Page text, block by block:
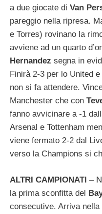
a due giocate di Van
pareggio nella ripresa.
e Torres) rovinano la
avviene ad un quarto
Hernandez segna in
Finirà 2-3 per lo United
non si fa attendere.
Manchester che con
fanno avvicinare a -1
Arsenal e Tottenham
viene fermato 2-2 dal
verso la Champions si
ALTRI CAMPIONATI –
la prima sconfitta del
consecutive. Arriva